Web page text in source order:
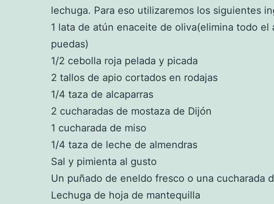
lechuga. Para eso utilizaremos los siguientes
1 lata de atún enaceite de oliva(elimina todo el
puedas)
1/2 cebolla roja pelada y picada
2 tallos de apio cortados en rodajas
1/4 taza de alcaparras
2 cucharadas de mostaza de Dijón
1 cucharada de miso
1/4 taza de leche de almendras
Sal y pimienta al gusto
Un puñado de eneldo fresco o una cucharada
Lechuga de hoja de mantequilla